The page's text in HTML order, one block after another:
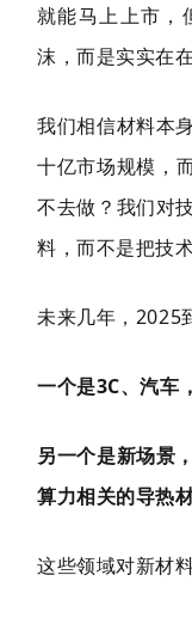
就能马上上市，
沫，而是实实在
我们相信材料本
十亿市场规模，
不去做？我们对
料，而不是把技术
未来几年，2025
一个是3C、汽车
另一个是新场景
算力相关的导热
这些领域对新材